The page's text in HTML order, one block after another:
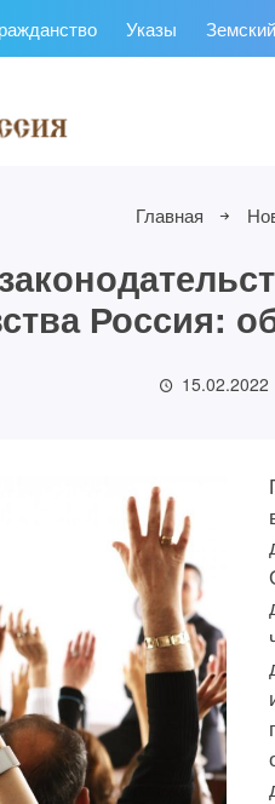
Указы
Главная
Россия:
15.02.2022